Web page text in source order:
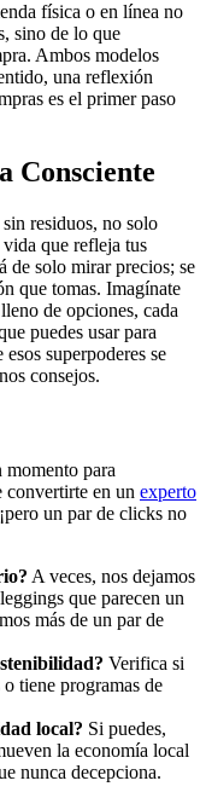
física o en línea no
sino de lo que
Ambos modelos
una reflexión
es el primer paso
Consciente
residuos, no solo
que refleja tus
de solo mirar precios; se
que tomas. Imagínate
de opciones, cada
puedes usar para
superpoderes se
consejos.
para
convertirte en un experto
un par de clicks no
A veces, nos dejamos
que parecen un
más de un par de
Verifica si
tiene programas de
local? Si puedes,
la economía local
nunca decepciona.